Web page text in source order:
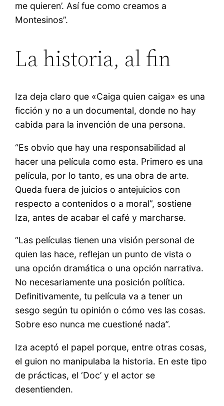
me quieren’. Así fue como creamos a
Montesinos”.
La historia, al fin
Iza deja claro que «Caiga quien caiga» es una
ficción y no a un documental, donde no hay
cabida para la invención de una persona.
“Es obvio que hay una responsabilidad al
hacer una película como esta. Primero es una
película, por lo tanto, es una obra de arte.
Queda fuera de juicios o antejuicios con
respecto a contenidos o a moral”, sostiene
Iza, antes de acabar el café y marcharse.
“Las películas tienen una visión personal de
quien las hace, reflejan un punto de vista o
una opción dramática o una opción narrativa.
No necesariamente una posición política.
Definitivamente, tu película va a tener un
sesgo según tu opinión o cómo ves las cosas.
Sobre eso nunca me cuestioné nada”.
Iza aceptó el papel porque, entre otras cosas,
el guion no manipulaba la historia. En este tipo
de prácticas, el ‘Doc’ y el actor se
desentienden.